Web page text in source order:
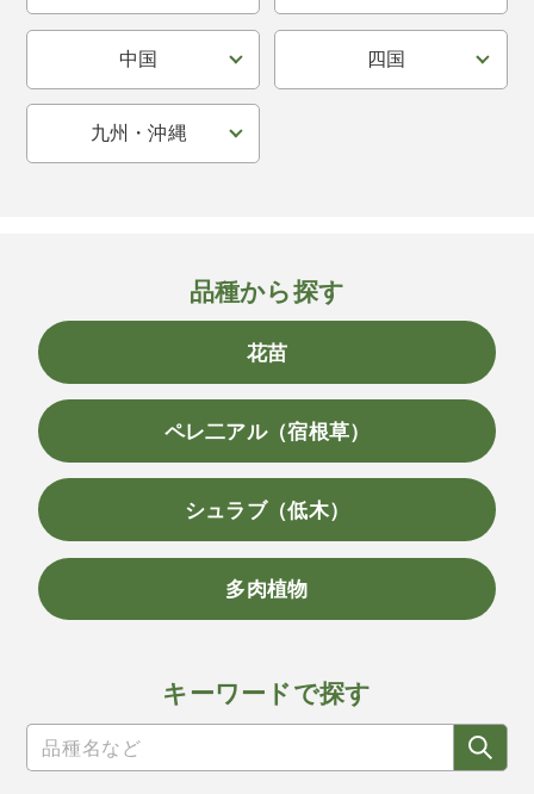
中国 四国
九州・沖縄
品種から探す
花苗
ペレ二アル（宿根草）
シュラブ（低木）
多肉植物
キーワードで探す